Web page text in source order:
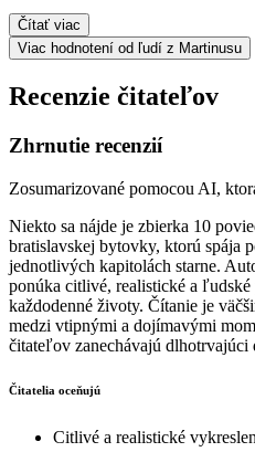
Čítať viac
Viac hodnotení od ľudí z Martinusu
Recenzie čitateľov
Zhrnutie recenzií
Zosumarizované pomocou AI,
Niekto sa nájde je zbierka 10
bratislavskej bytovky, ktorú spája
jednotlivých kapitolách starne.
ponúka citlivé, realistické a
každodenné životy. Čítanie je
medzi vtipnými a dojímavými
čitateľov zanechávajú dlhotrvajúci
Čitatelia oceňujú
Citlivé a realistické